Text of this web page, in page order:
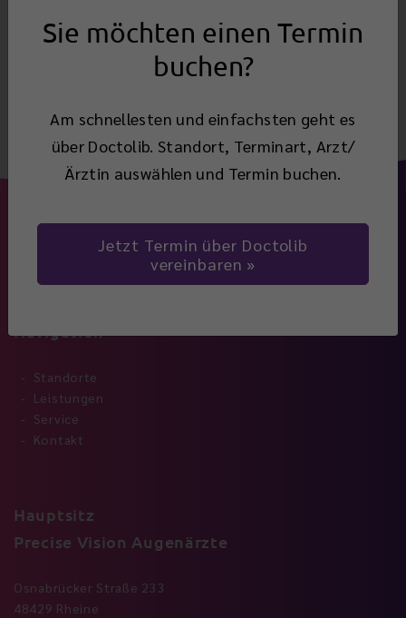
Sie möchten einen Termin
buchen?
Am schnellesten und einfachsten geht es
über Doctolib. Standort, Terminart, Arzt/
Ärztin auswählen und Termin buchen.
Jetzt Termin über Doctolib
vereinbaren
Navigation
Standorte
Leistungen
Service
Kontakt
Hauptsitz
Precise Vision Augenärzte
Osnabrücker Straße 233
48429 Rheine